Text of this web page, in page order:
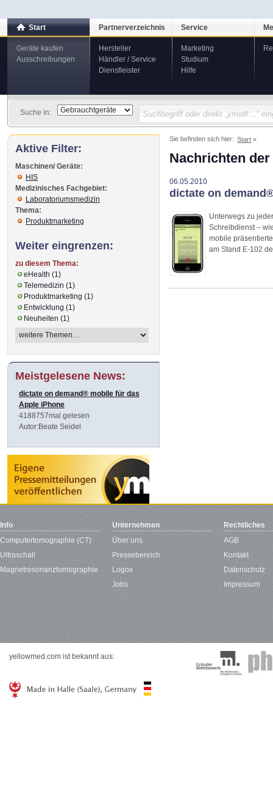
Start
Geräte kaufen
Ausschreibungen
Partnerverzeichnis
Hersteller
Händler / Service
Dienstleister
Service
Marketing
Studium
Hilfe
Suche in:
Sie befinden sich hier: Start
Nachrichten
06.05.2010
dictate on
Unterwegs zu
Schreibdienst –
mobile
am Stand E-102
Aktive Filter:
Maschinen/ Geräte:
HIS
Medizinisches Fachgebiet:
Laboratoriumsmedizin
Thema:
Produktmarketing
Weiter eingrenzen:
zu diesem Thema:
eHealth (1)
Telemedizin (1)
Produktmarketing (1)
Entwicklung (1)
Neuheiten (1)
Meistgelesene News:
dictate on demand® mobile für das
Apple iPhone
4188757mal gelesen
Autor:Beate Seidel
Info
Computertomographie (CT)
Ultraschall
Magnetresonanztomographie
Unternehmen
Über uns
Pressebereich
Logos
Jobs
Rechtliches
AGB
Kontakt
Datenschutz
Impressum
yellowmed.com ist bekannt aus: